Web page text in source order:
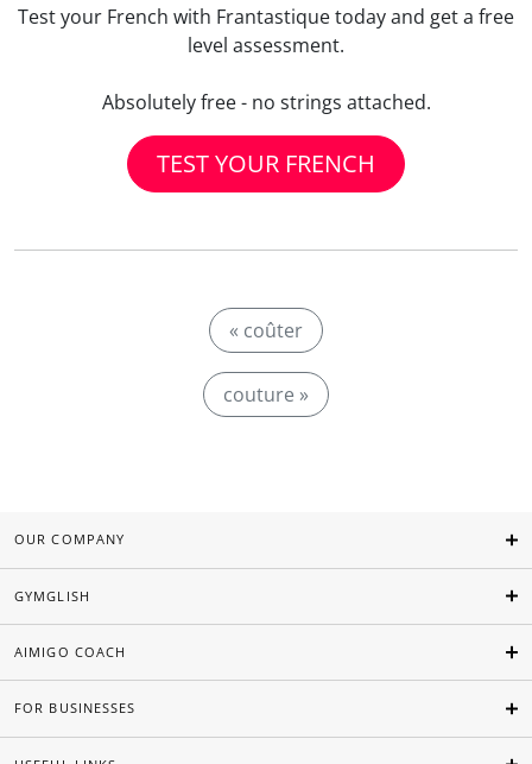
Test your French with Frantastique today and get a free
level assessment.
Absolutely free - no strings attached.
TEST YOUR FRENCH
« coûter
couture »
OUR COMPANY
GYMGLISH
AIMIGO COACH
FOR BUSINESSES